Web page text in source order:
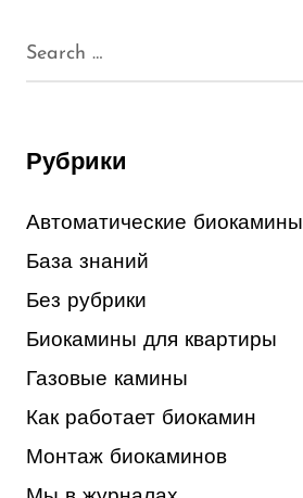
Рубрики
Автоматические биокамины
База знаний
Без рубрики
Биокамины для квартиры
Газовые камины
Как работает биокамин
Монтаж биокаминов